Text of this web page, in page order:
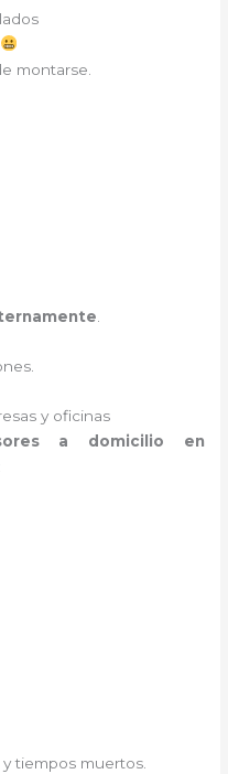
montarse.
y oficinas
a domicilio en
tiempos muertos.